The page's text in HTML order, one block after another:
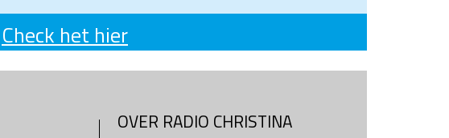
Check het hier
OVER RADIO CHRISTINA